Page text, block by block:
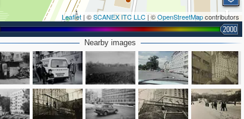
2
2
2
Leaflet | ©SCANEX ITC LLC | ©OpenStreetMapcontributors
2000
Nearby images